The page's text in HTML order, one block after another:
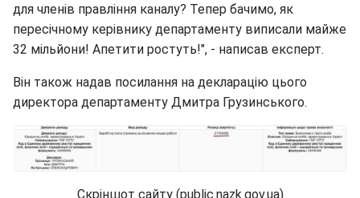
для членів правління каналу? Тепер бачимо, як
пересічному керівнику департаменту виписали майже
32 мільйони! Апетити ростуть!", - написав експерт.
Він також надав посилання на декларацію цього
директора департаменту Дмитра Грузинського.
Скріншот сайту (public.nazk.gov.ua)